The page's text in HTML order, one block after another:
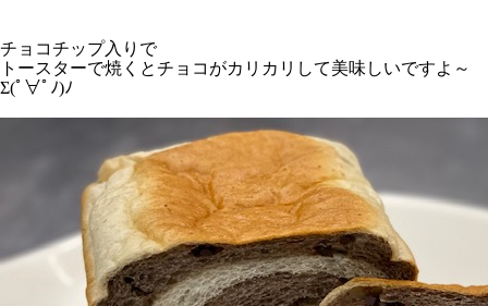
チョコチップ入りで
トースターで焼くとチョコがカリカリして美味しいですよ～
Σ(ﾟ∀ﾟﾉ)ﾉ